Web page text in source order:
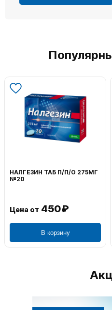
П/О 275МГ
СЕПТОЛЕТЕ
РАСС ЛИМОН/
Цена от